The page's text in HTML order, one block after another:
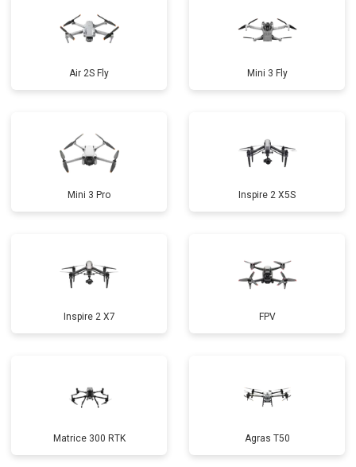
Air 2S Fly Mini 3 Fly
Mini 3 Pro Inspire 2 X5S
Inspire 2 X7 FPV
Matrice 300 RTK Agras T50